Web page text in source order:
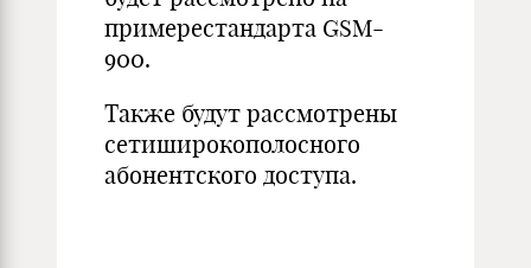
примерестандарта GSM-
900.
Также будут рассмотрены
сетиширокополосного
абонентского доступа.